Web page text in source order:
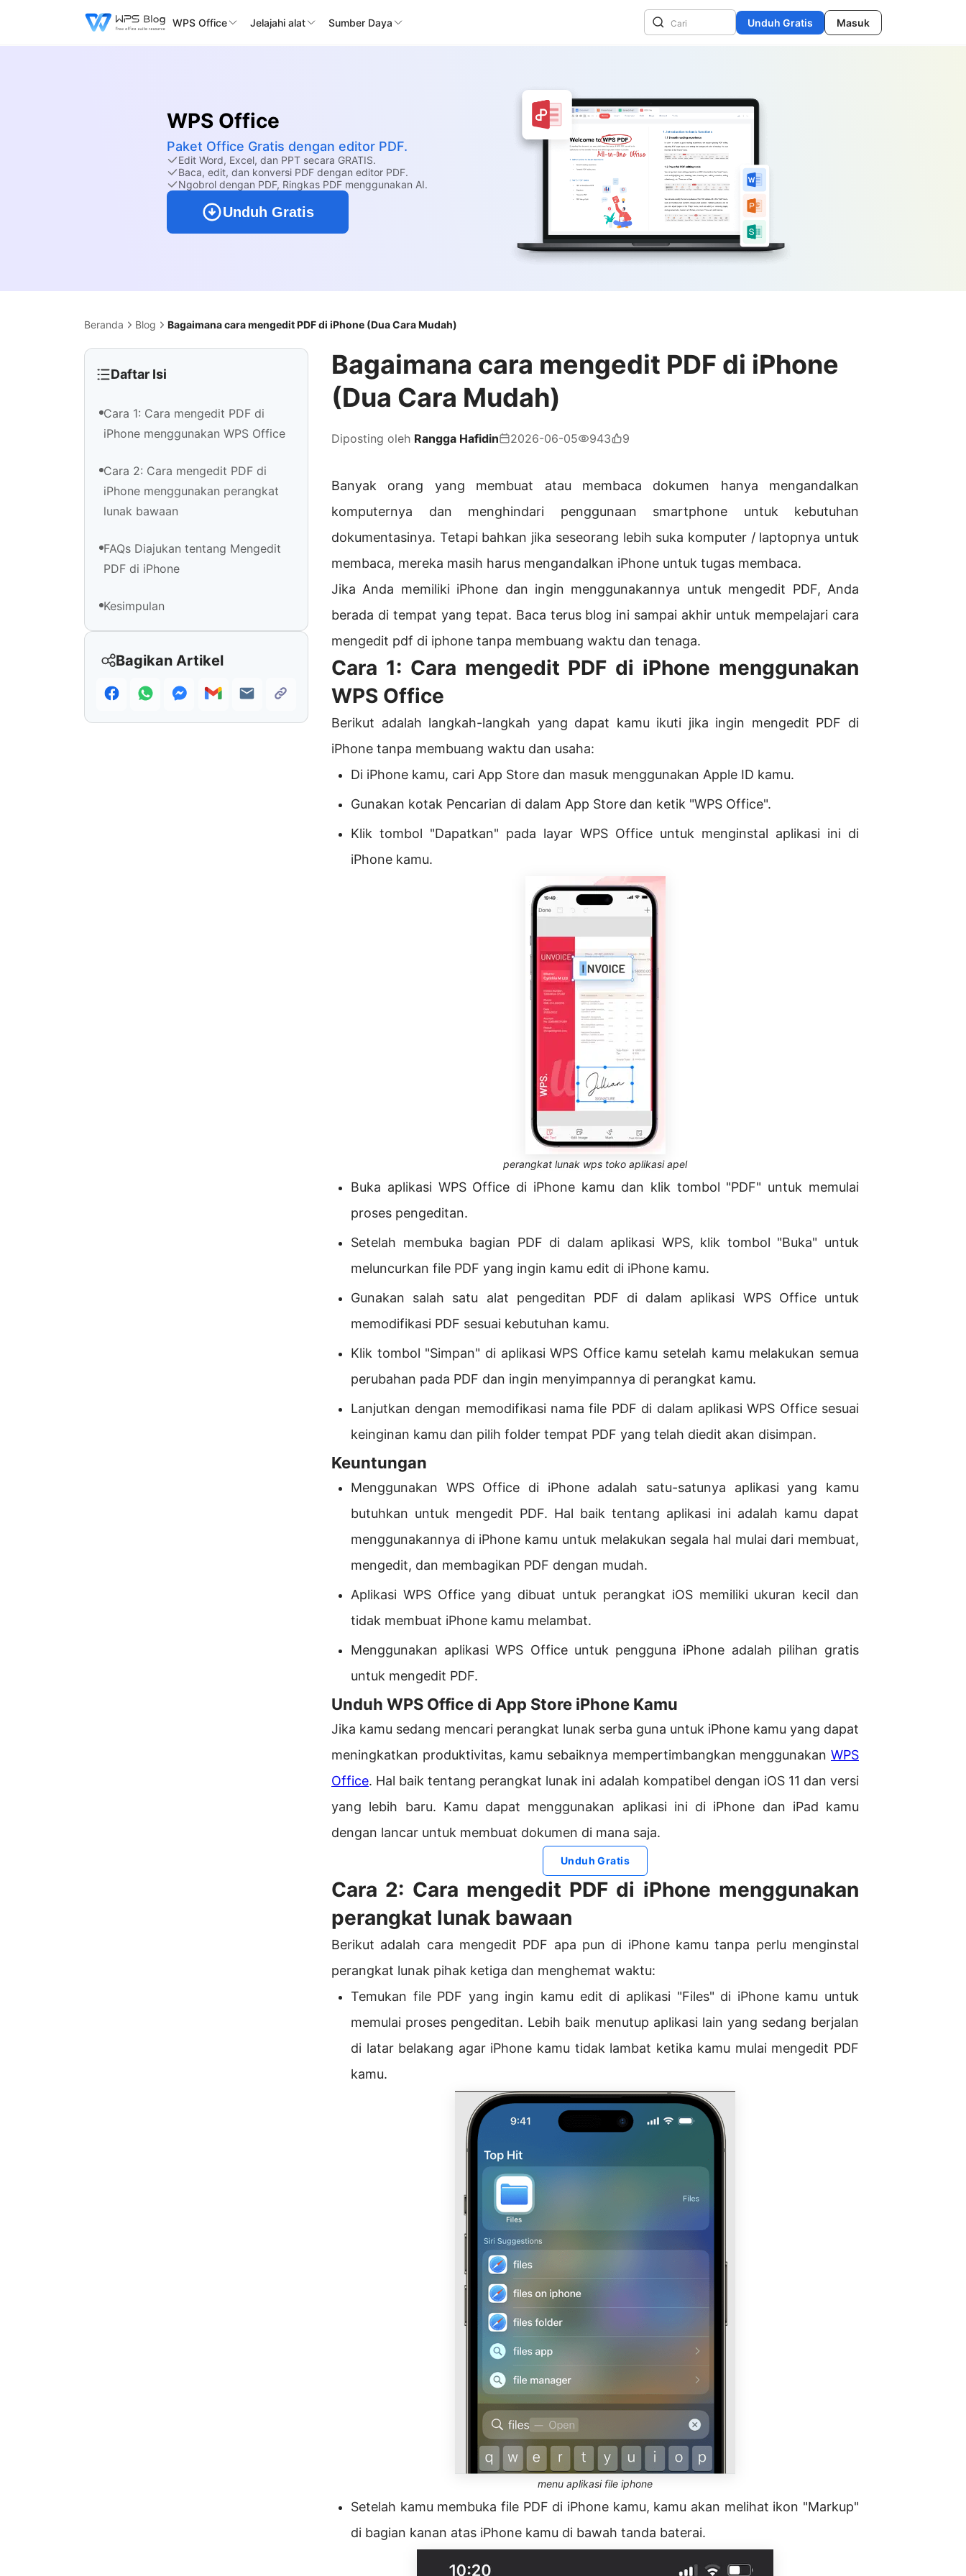
WPS Office Jelajahi alat Sumber Daya Unduh Gratis Masuk
WPS Office
Paket Office Gratis dengan editor PDF.
Edit Word, Excel, dan PPT secara GRATIS.
Baca, edit, dan konversi PDF dengan editor PDF.
Ngobrol dengan PDF, Ringkas PDF menggunakan AI.
Unduh Gratis
Beranda Blog Bagaimana cara mengedit PDF di iPhone (Dua Cara Mudah)
Daftar Isi
Cara 1: Cara mengedit PDF di
iPhone menggunakan WPS Office
Cara 2: Cara mengedit PDF di
iPhone menggunakan perangkat
lunak bawaan
FAQs Diajukan tentang Mengedit
PDF di iPhone
Kesimpulan
Bagikan Artikel
Bagaimana cara mengedit PDF di iPhone
(Dua Cara Mudah)
Diposting oleh Rangga Hafidin 2026-06-05 943 9
Banyak orang yang membuat atau membaca dokumen hanya mengandalkan
komputernya dan menghindari penggunaan smartphone untuk kebutuhan
dokumentasinya. Tetapi bahkan jika seseorang lebih suka komputer / laptopnya untuk
membaca, mereka masih harus mengandalkan iPhone untuk tugas membaca.
Jika Anda memiliki iPhone dan ingin menggunakannya untuk mengedit PDF, Anda
berada di tempat yang tepat. Baca terus blog ini sampai akhir untuk mempelajari cara
mengedit pdf di iphone tanpa membuang waktu dan tenaga.
Cara 1: Cara mengedit PDF di iPhone menggunakan
WPS Office
Berikut adalah langkah-langkah yang dapat kamu ikuti jika ingin mengedit PDF di
iPhone tanpa membuang waktu dan usaha:
Di iPhone kamu, cari App Store dan masuk menggunakan Apple ID kamu.
Gunakan kotak Pencarian di dalam App Store dan ketik "WPS Office".
Klik tombol "Dapatkan" pada layar WPS Office untuk menginstal aplikasi ini di
iPhone kamu.
perangkat lunak wps toko aplikasi apel
Buka aplikasi WPS Office di iPhone kamu dan klik tombol "PDF" untuk memulai
proses pengeditan.
Setelah membuka bagian PDF di dalam aplikasi WPS, klik tombol "Buka" untuk
meluncurkan file PDF yang ingin kamu edit di iPhone kamu.
Gunakan salah satu alat pengeditan PDF di dalam aplikasi WPS Office untuk
memodifikasi PDF sesuai kebutuhan kamu.
Klik tombol "Simpan" di aplikasi WPS Office kamu setelah kamu melakukan semua
perubahan pada PDF dan ingin menyimpannya di perangkat kamu.
Lanjutkan dengan memodifikasi nama file PDF di dalam aplikasi WPS Office sesuai
keinginan kamu dan pilih folder tempat PDF yang telah diedit akan disimpan.
Keuntungan
Menggunakan WPS Office di iPhone adalah satu-satunya aplikasi yang kamu
butuhkan untuk mengedit PDF. Hal baik tentang aplikasi ini adalah kamu dapat
menggunakannya di iPhone kamu untuk melakukan segala hal mulai dari membuat,
mengedit, dan membagikan PDF dengan mudah.
Aplikasi WPS Office yang dibuat untuk perangkat iOS memiliki ukuran kecil dan
tidak membuat iPhone kamu melambat.
Menggunakan aplikasi WPS Office untuk pengguna iPhone adalah pilihan gratis
untuk mengedit PDF.
Unduh WPS Office di App Store iPhone Kamu
Jika kamu sedang mencari perangkat lunak serba guna untuk iPhone kamu yang dapat
meningkatkan produktivitas, kamu sebaiknya mempertimbangkan menggunakan WPS
Office. Hal baik tentang perangkat lunak ini adalah kompatibel dengan iOS 11 dan versi
yang lebih baru. Kamu dapat menggunakan aplikasi ini di iPhone dan iPad kamu
dengan lancar untuk membuat dokumen di mana saja.
Unduh Gratis
Cara 2: Cara mengedit PDF di iPhone menggunakan
perangkat lunak bawaan
Berikut adalah cara mengedit PDF apa pun di iPhone kamu tanpa perlu menginstal
perangkat lunak pihak ketiga dan menghemat waktu:
Temukan file PDF yang ingin kamu edit di aplikasi "Files" di iPhone kamu untuk
memulai proses pengeditan. Lebih baik menutup aplikasi lain yang sedang berjalan
di latar belakang agar iPhone kamu tidak lambat ketika kamu mulai mengedit PDF
kamu.
menu aplikasi file iphone
Setelah kamu membuka file PDF di iPhone kamu, kamu akan melihat ikon "Markup"
di bagian kanan atas iPhone kamu di bawah tanda baterai.